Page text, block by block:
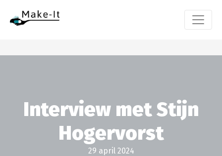
Interview met Stijn
Hogervorst
29 april 2024